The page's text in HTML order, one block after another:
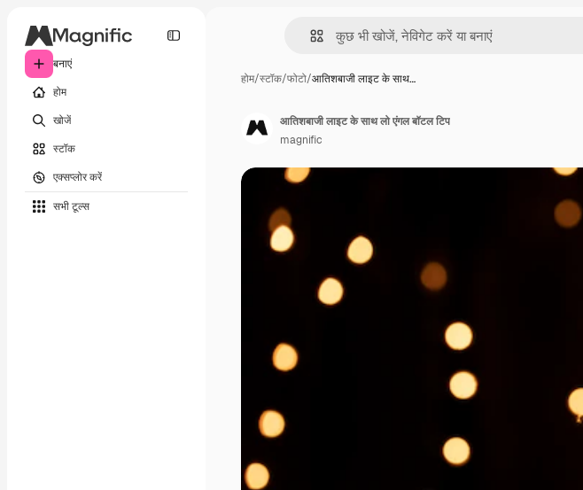
बनाएं
होम
खोजें
स्टॉक
एक्सप्लोर करें
सभी टूल्‍स
होम/स्टॉक/फोटो/आतिशबाजी लाइट के साथ…
आतिशबाजी लाइट के साथ लो एंगल बॉटल टिप
magnific